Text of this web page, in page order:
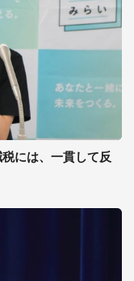
には、一貫して反